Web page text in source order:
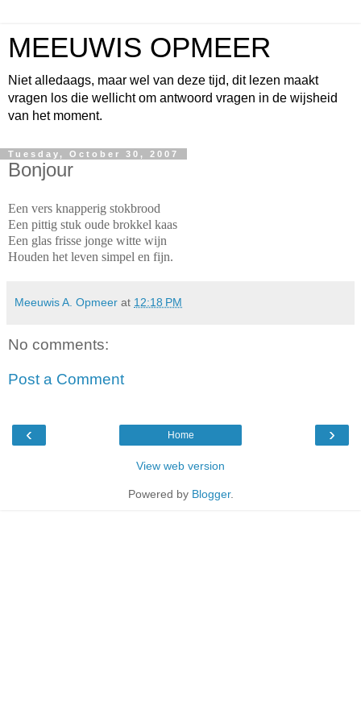
MEEUWIS OPMEER
Niet alledaags, maar wel van deze tijd, dit lezen maakt
vragen los die wellicht om antwoord vragen in de wijsheid
van het moment.
Tuesday, October 30, 2007
Bonjour
Een vers knapperig stokbrood
Een pittig stuk oude brokkel kaas
Een glas frisse jonge witte wijn
Houden het leven simpel en fijn.
Meeuwis A. Opmeer at 12:18 PM
No comments:
Post a Comment
‹ ›
Home
View web version
Powered by Blogger.